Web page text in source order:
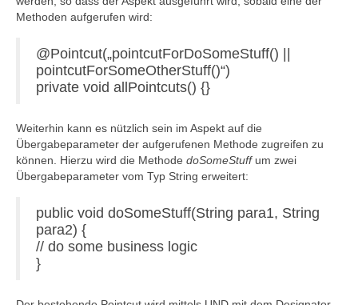
Methoden aufgerufen wird:
@Pointcut(„pointcutForDoSomeStuff() ||
pointcutForSomeOtherStuff()“)
private void allPointcuts() {}
Weiterhin kann es nützlich sein im Aspekt auf die
Übergabeparameter der aufgerufenen Methode zugreifen zu
können. Hierzu wird die Methode doSomeStuffum zwei
Übergabeparameter vom Typ String erweitert:
public void doSomeStuff(String para1, String
para2) {
// do some business logic
}